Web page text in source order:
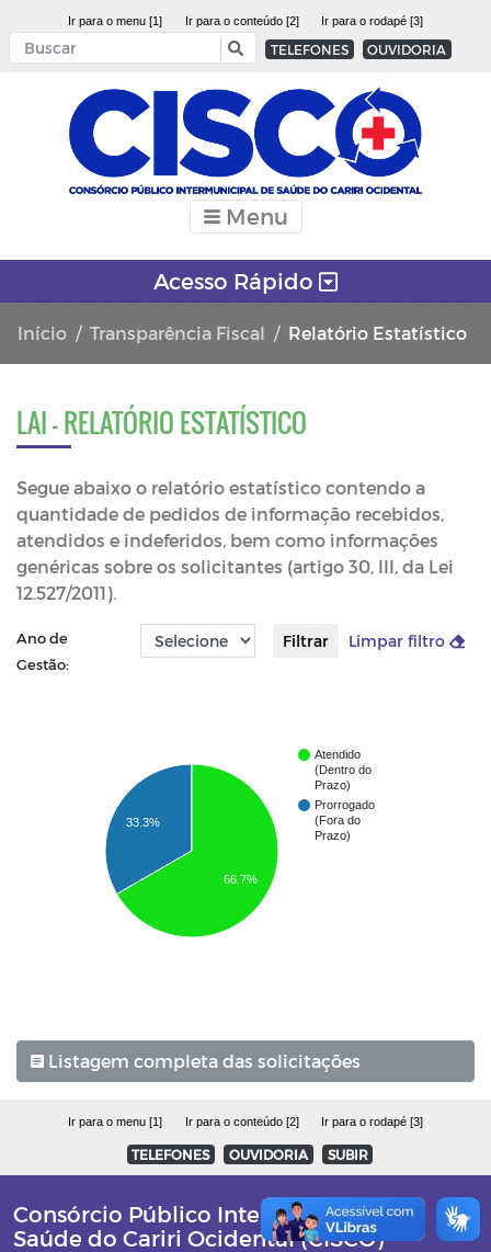
Ir para o menu [1] Ir para o conteúdo [2] Ir para o rodapé [3]
TELEFONES OUVIDORIA
Menu
Acesso Rápido
Início Transparência Fiscal Relatório Estatístico
LAI - RELATÓRIO ESTATÍSTICO
Segue abaixo o relatório estatístico contendo a
quantidade de pedidos de informação recebidos,
atendidos e indeferidos, bem como informações
genéricas sobre os solicitantes (artigo 30, III, da Lei
12.527/2011).
Ano de
Gestão:
Filtrar Limpar filtro
Atendido
(Dentro do
Prazo)
Prorrogado
(Fora do
Prazo)
33.3%
66.7%
Listagem completa das solicitações
Ir para o menu [1] Ir para o conteúdo [2] Ir para o rodapé [3]
TELEFONES OUVIDORIA SUBIR
Consórcio Público Intermunicipal de
Saúde do Cariri Ocidental (CISCO)